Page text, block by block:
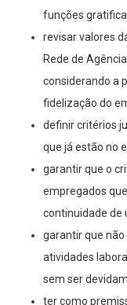
funções
revisar valores
Rede de
considerando a
fidelização do
definir critérios
que já estão no
garantir que o
empregados
continuidade de
garantir que
atividades
sem ser
ter como